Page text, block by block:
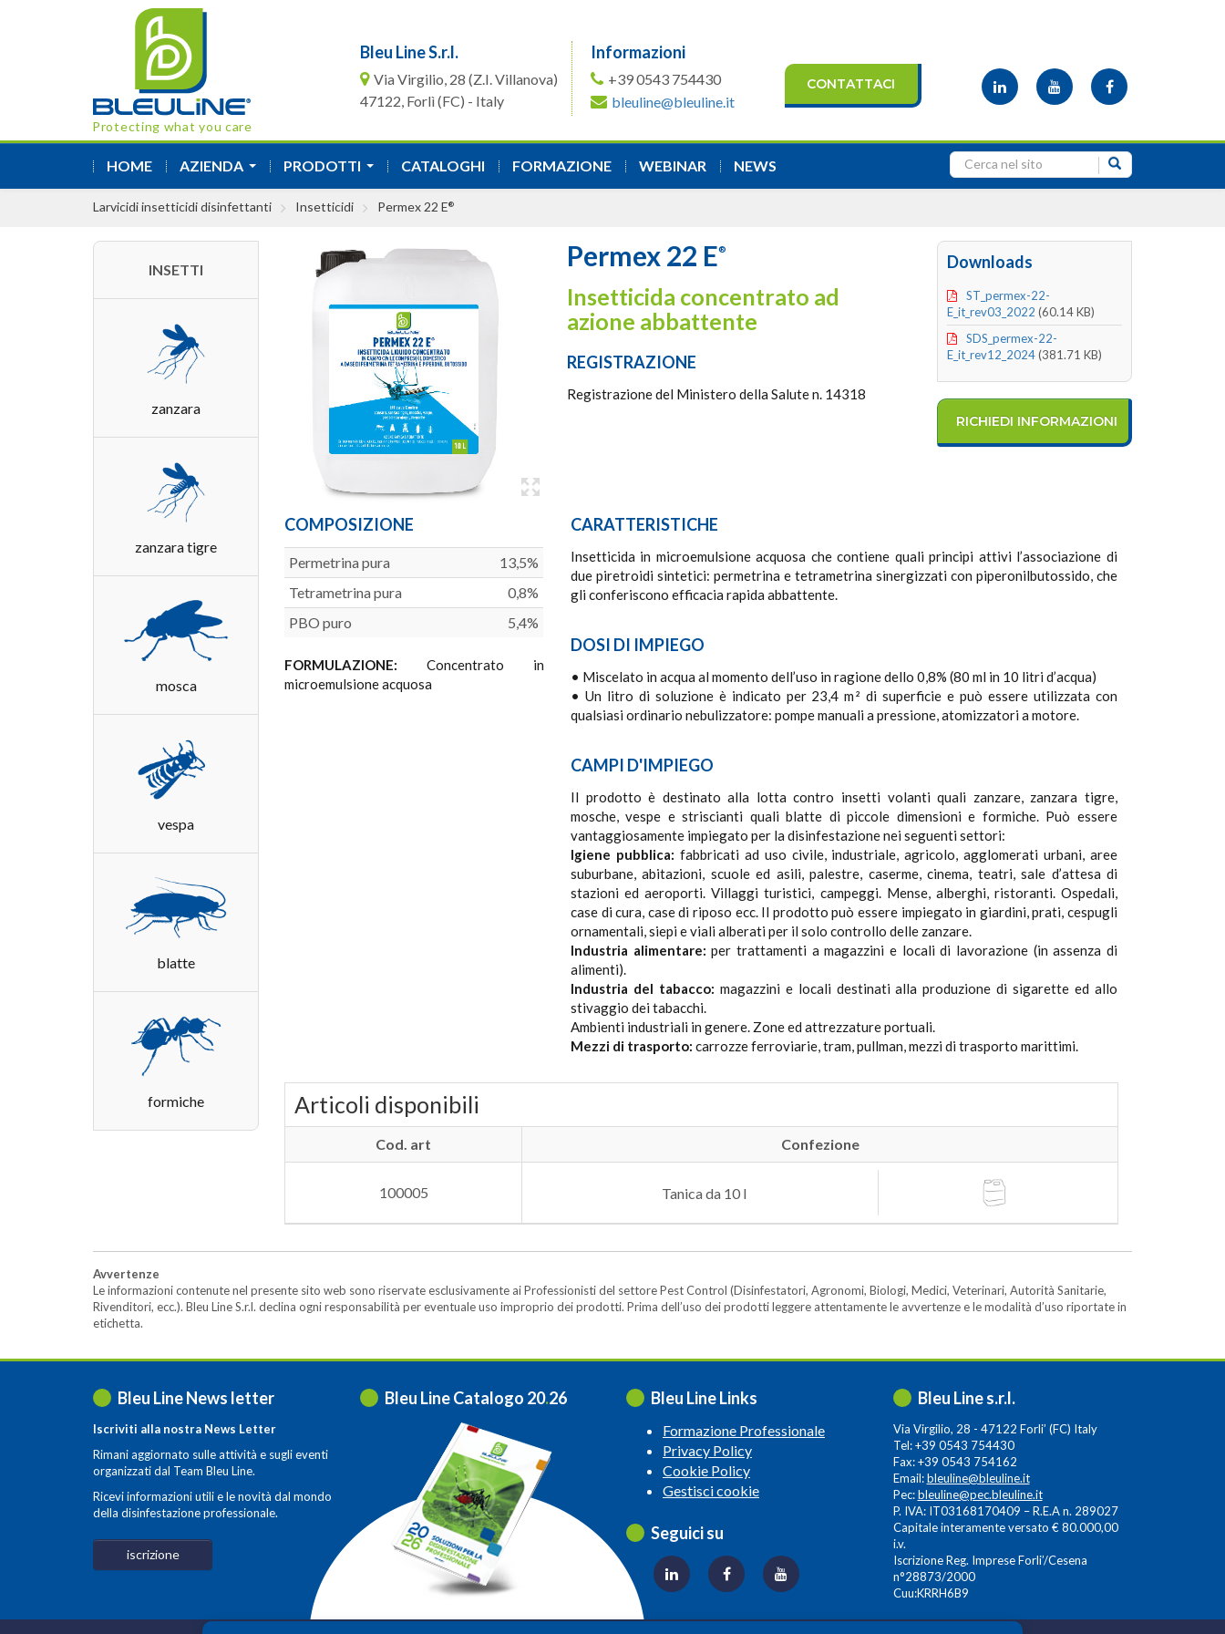
Protecting what you care
Bleu Line S.r.l.
Via Virgilio, 28 (Z.I. Villanova)
47122, Forlì (FC) - Italy
Informazioni
+39 0543 754430
bleuline@bleuline.it
CONTATTACI
HOME AZIENDA PRODOTTI CATALOGHI FORMAZIONE WEBINAR NEWS
Larvicidi insetticidi disinfettanti Insetticidi Permex 22 E®
INSETTI
zanzara
zanzara tigre
mosca
vespa
blatte
formiche
Permex 22 E®
Insetticida concentrato ad
azione abbattente
REGISTRAZIONE
Registrazione del Ministero della Salute n. 14318
Downloads
ST_permex-22-
E_it_rev03_2022 (60.14 KB)
SDS_permex-22-
E_it_rev12_2024(381.71 KB)
RICHIEDI INFORMAZIONI
COMPOSIZIONE
Permetrina pura
13,5%
Tetrametrina pura
0,8%
PBO puro
5,4%
FORMULAZIONE: Concentrato in
microemulsione acquosa
CARATTERISTICHE
Insetticida in microemulsione acquosa che contiene quali principi attivi l’associazione di
due piretroidi sintetici: permetrina e tetrametrina sinergizzati con piperonilbutossido, che
gli conferiscono efficacia rapida abbattente.
DOSI DI IMPIEGO
• Miscelato in acqua al momento dell’uso in ragione dello 0,8% (80 ml in 10 litri d’acqua)
• Un litro di soluzione è indicato per 23,4 m 2
di superficie e può essere utilizzata con
qualsiasi ordinario nebulizzatore: pompe manuali a pressione, atomizzatori a motore.
CAMPI D'IMPIEGO
Il prodotto è destinato alla lotta contro insetti volanti quali zanzare, zanzara tigre,
mosche, vespe e striscianti quali blatte di piccole dimensioni e formiche. Può essere
vantaggiosamente impiegato per la disinfestazione nei seguenti settori:
Igiene pubblica: fabbricati ad uso civile, industriale, agricolo, agglomerati urbani, aree
suburbane, abitazioni, scuole ed asili, palestre, caserme, cinema, teatri, sale d’attesa di
stazioni ed aeroporti. Villaggi turistici, campeggi. Mense, alberghi, ristoranti. Ospedali,
case di cura, case di riposo ecc. Il prodotto può essere impiegato in giardini, prati, cespugli
ornamentali, siepi e viali alberati per il solo controllo delle zanzare.
Industria alimentare: per trattamenti a magazzini e locali di lavorazione (in assenza di
alimenti).
Industria del tabacco: magazzini e locali destinati alla produzione di sigarette ed allo
stivaggio dei tabacchi.
Ambienti industriali in genere. Zone ed attrezzature portuali.
Mezzi di trasporto: carrozze ferroviarie, tram, pullman, mezzi di trasporto marittimi.
Articoli disponibili
Cod. art Confezione
100005 Tanica da 10 l
Avvertenze
Le informazioni contenute nel presente sito web sono riservate esclusivamente ai Professionisti del settore Pest Control (Disinfestatori, Agronomi, Biologi, Medici, Veterinari, Autorità Sanitarie,
Rivenditori, ecc.). Bleu Line S.r.l. declina ogni responsabilità per eventuale uso improprio dei prodotti. Prima dell’uso dei prodotti leggere attentamente le avvertenze e le modalità d’uso riportate in
etichetta.
Bleu Line News letter
Iscriviti alla nostra News Letter
Rimani aggiornato sulle attività e sugli eventi
organizzati dal Team Bleu Line.
Ricevi informazioni utili e le novità dal mondo
della disinfestazione professionale.
iscrizione
Bleu Line Catalogo 20.26 Bleu Line Links
Formazione Professionale
Privacy Policy
Cookie Policy
Gestisci cookie
Seguici su
Bleu Line s.r.l.
Via Virgilio, 28 - 47122 Forli’ (FC) Italy
Tel: +39 0543 754430
Fax: +39 0543 754162
Email:bleuline@bleuline.it
Pec:bleuline@pec.bleuline.it
P. IVA: IT03168170409 – R.E.A n. 289027
Capitale interamente versato € 80.000,00
i.v.
Iscrizione Reg. Imprese Forli’/Cesena
n°28873/2000
Cuu:KRRH6B9